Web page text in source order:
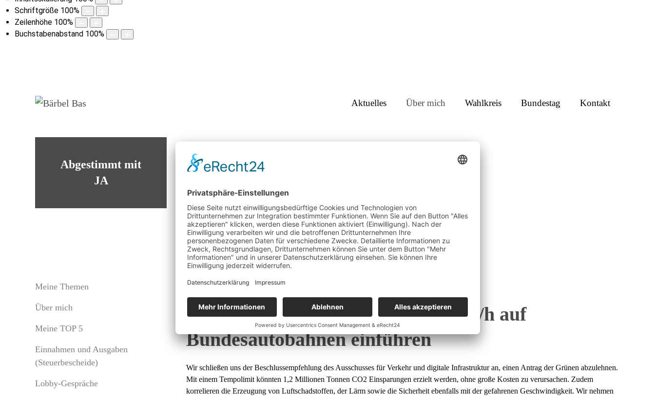
Schriftgröße 100%
Zeilenhöhe 100%
Buchstabenabstand 100%
Aktuelles Über mich Wahlkreis Bundestag Kontakt
Abgestimmt mit
JA
Meine Themen
Über mich
Meine TOP 5
Einnahmen und Ausgaben
(Steuerbescheide)
Lobby-Gespräche
Beschlussempfehlung Allgemeine
Höchstgeschwindigkeit von 130 km/h auf
Bundesautobahnen einführen
Wir schließen uns der Beschlussempfehlung des Ausschusses für Verkehr und digitale Infrastruktur an, einen Antrag der Grünen abzulehnen.
Mit einem Tempolimit könnten 1,2 Millionen Tonnen CO2 Einsparungen erzielt werden, ohne große Kosten zu verursachen. Zudem
korrelieren die Erzeugung von Luftschadstoffen, der Lärm sowie die Sicherheit ebenfalls mit der gefahrenen Geschwindigkeit. Wir nehmen